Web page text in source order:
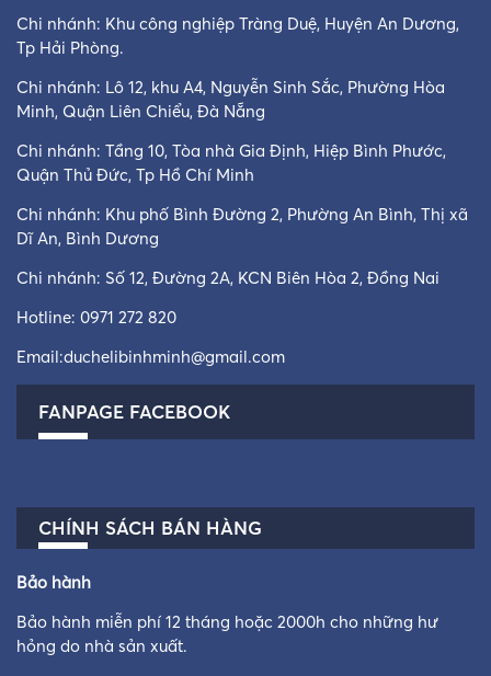
Chi nhánh: Khu công nghiệp Tràng Duệ, Huyện An Dương,
Tp Hải Phòng.
Chi nhánh: Lô 12, khu A4, Nguyễn Sinh Sắc, Phường Hòa
Minh, Quận Liên Chiểu, Đà Nẵng
Chi nhánh: Tầng 10, Tòa nhà Gia Định, Hiệp Bình Phước,
Quận Thủ Đức, Tp Hồ Chí Minh
Chi nhánh: Khu phố Bình Đường 2, Phường An Bình, Thị xã
Dĩ An, Bình Dương
Chi nhánh: Số 12, Đường 2A, KCN Biên Hòa 2, Đồng Nai
Hotline: 0971 272 820
Email:duchelibinhminh@gmail.com
FANPAGE FACEBOOK
CHÍNH SÁCH BÁN HÀNG
Bảo hành
Bảo hành miễn phí 12 tháng hoặc 2000h cho những hư
hỏng do nhà sản xuất.